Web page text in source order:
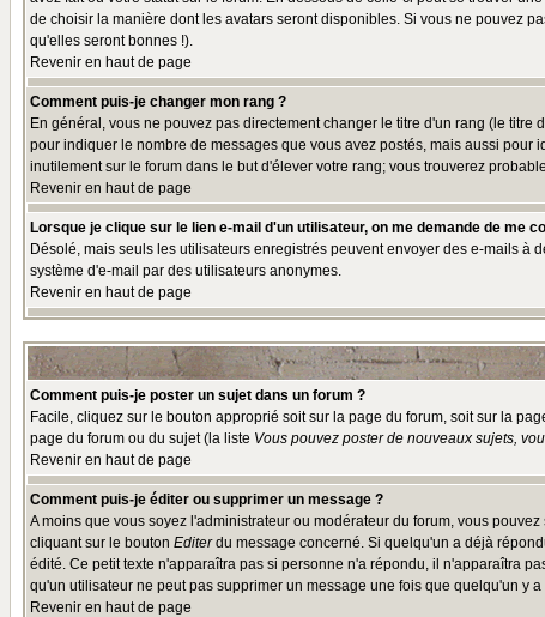
de choisir la manière dont les avatars seront disponibles. Si vous ne pouvez
qu'elles seront bonnes !).
Revenir en haut de page
Comment puis-je changer mon rang ?
En général, vous ne pouvez pas directement changer le titre d'un rang (le
pour indiquer le nombre de messages que vous avez postés, mais aussi
inutilement sur le forum dans le but d'élever votre rang; vous trouverez
Revenir en haut de page
Lorsque je clique sur le lien e-mail d'un utilisateur, on me demande de me
Désolé, mais seuls les utilisateurs enregistrés peuvent envoyer des e-mails
système d'e-mail par des utilisateurs anonymes.
Revenir en haut de page
Comment puis-je poster un sujet dans un forum ?
Facile, cliquez sur le bouton approprié soit sur la page du forum, soit sur la
page du forum ou du sujet (la liste Vous pouvez poster de nouveaux sujets,
Revenir en haut de page
Comment puis-je éditer ou supprimer un message ?
A moins que vous soyez l'administrateur ou modérateur du forum, vous
cliquant sur le bouton Editerdu message concerné. Si quelqu'un a déjà
édité. Ce petit texte n'apparaîtra pas si personne n'a répondu, il n'apparaîtra
qu'un utilisateur ne peut pas supprimer un message une fois que quelqu'un y
Revenir en haut de page